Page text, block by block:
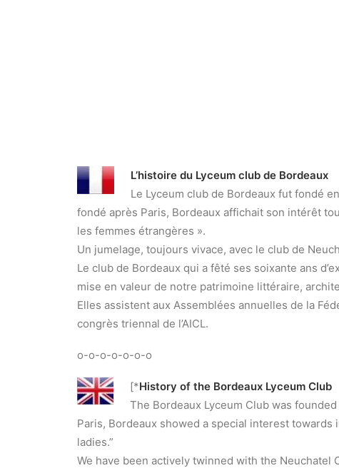
L’histoire du Lyceum club de Bordeaux
Le Lyceum club de Bordeaux fut fondé
fondé après Paris, Bordeaux affichait son intérêt
les femmes étrangères ».
Un jumelage, toujours vivace, avec le club de
Le club de Bordeaux qui a fêté ses soixante ans
mise en valeur de notre patrimoine littéraire,
Elles assistent aux Assemblées annuelles de la
congrès triennal de l’AICL.
o-o-o-o-o-o-o
[*History of the Bordeaux Lyceum Club
The Bordeaux Lyceum Club was
Paris, Bordeaux showed a special interest
ladies.”
We have been actively twinned with the Neuchatel